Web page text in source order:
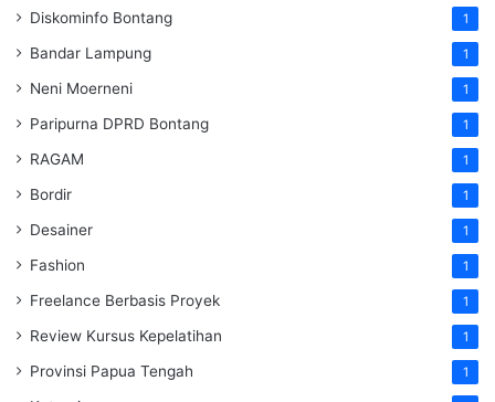
Diskominfo Bontang 1
Bandar Lampung 1
Neni Moerneni 1
Paripurna DPRD Bontang 1
RAGAM 1
Bordir 1
Desainer 1
Fashion 1
Freelance Berbasis Proyek 1
Review Kursus Kepelatihan 1
Provinsi Papua Tengah 1